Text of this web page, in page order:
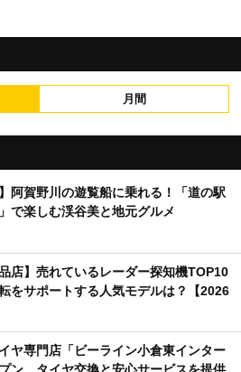
月間
】阿賀野川の遊覧船に乗れる！「道の駅
で楽しむ渓谷美と地元グルメ
品店】売れているレーダー探知機TOP10
転をサポートする人気モデルは？【2026
ヤ専門店「ビーライン小倉東インター